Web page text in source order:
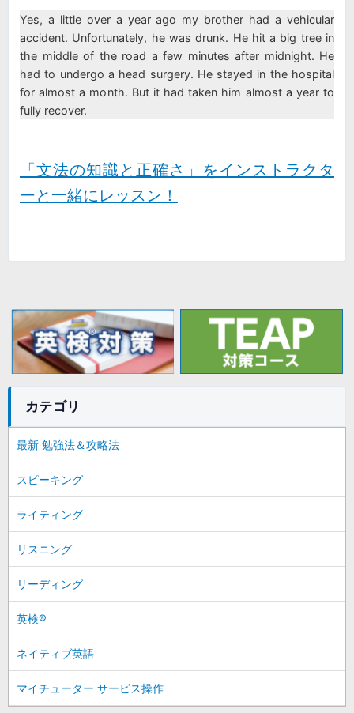
Yes, a little over a year ago my brother had a vehicular
accident. Unfortunately, he was drunk. He hit a big tree in
the middle of the road a few minutes after midnight. He
had to undergo a head surgery. He stayed in the hospital
for almost a month. But it had taken him almost a year to
fully recover.
「文法の知識と正確さ 」をインストラクタ
ーと一緒にレッスン！
カテゴリ
最新 勉強法＆攻略法
スピーキング
ライティング
リスニング
リーディング
英検®
ネイティブ英語
マイチューター サービス操作